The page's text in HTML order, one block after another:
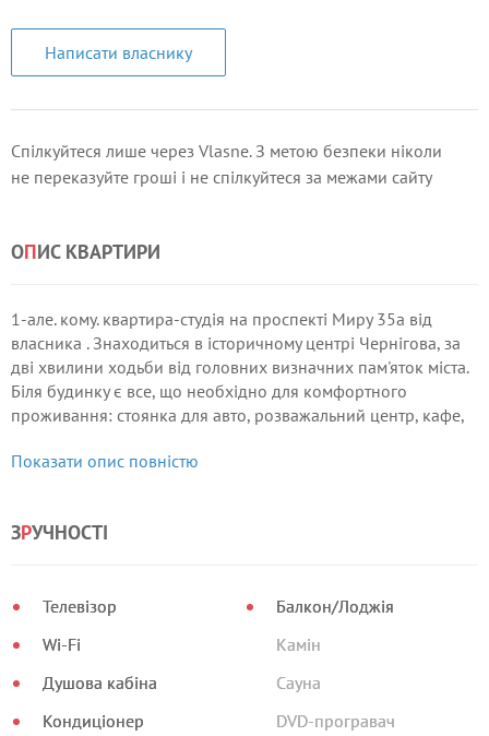
Написати власнику
Спілкуйтеся лише через Vlasne. З метою безпеки ніколи
не переказуйте гроші і не спілкуйтеся за межами сайту
ОПИС КВАРТИРИ
1-але. кому. квартира-студія на проспекті Миру 35а від
власника . Знаходиться в історичному центрі Чернігова, за
дві хвилини ходьби від головних визначних пам'яток міста.
Біля будинку є все, що необхідно для комфортного
проживання: стоянка для авто, розважальний центр, кафе,
Показати опис повністю
ЗРУЧНОСТІ
Телевізор
Wi-Fi
Душова кабіна
Кондиціонер
Балкон/Лоджія
Камін
Сауна
DVD-програвач